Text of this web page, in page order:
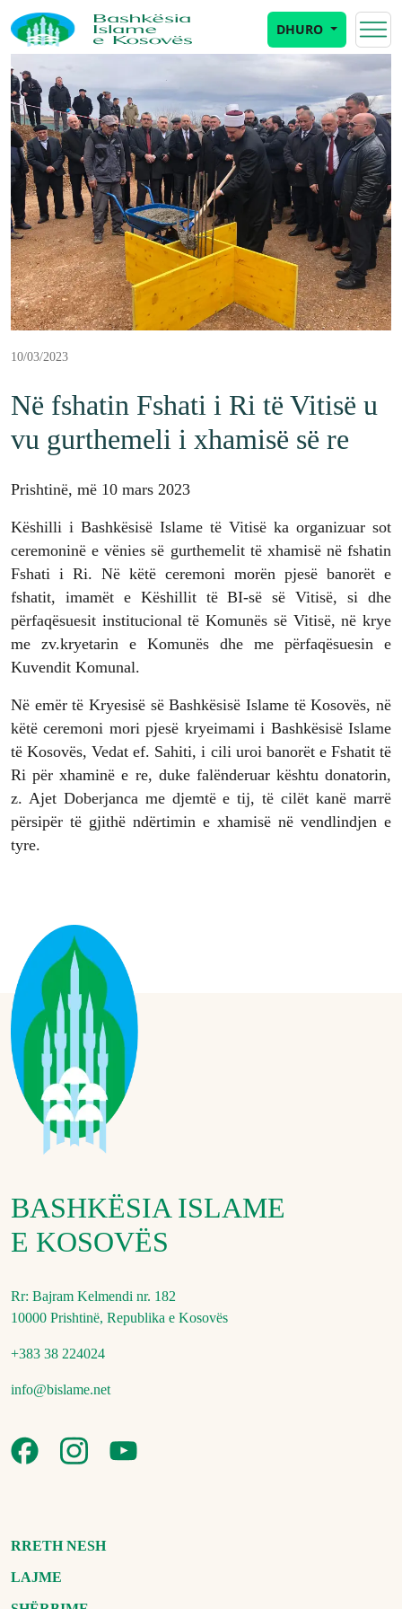
DHURO
10/03/2023
Në fshatin Fshati i Ri të Vitisë u
vu gurthemeli i xhamisë së re
Prishtinë, më 10 mars 2023
Këshilli i Bashkësisë Islame të Vitisë ka organizuar sot
ceremoninë e vënies së gurthemelit të xhamisë në fshatin
Fshati i Ri. Në këtë ceremoni morën pjesë banorët e
fshatit, imamët e Këshillit të BI-së së Vitisë, si dhe
përfaqësuesit institucional të Komunës së Vitisë, në krye
me zv.kryetarin e Komunës dhe me përfaqësuesin e
Kuvendit Komunal.
Në emër të Kryesisë së Bashkësisë Islame të Kosovës, në
këtë ceremoni mori pjesë kryeimami i Bashkësisë Islame
të Kosovës, Vedat ef. Sahiti, i cili uroi banorët e Fshatit të
Ri për xhaminë e re, duke falënderuar kështu donatorin,
z. Ajet Doberjanca me djemtë e tij, të cilët kanë marrë
përsipër të gjithë ndërtimin e xhamisë në vendlindjen e
tyre.
BASHKËSIA ISLAME
E KOSOVËS
Rr: Bajram Kelmendi nr. 182
10000 Prishtinë, Republika e Kosovës
+383 38 224024
info@bislame.net
RRETH NESH
LAJME